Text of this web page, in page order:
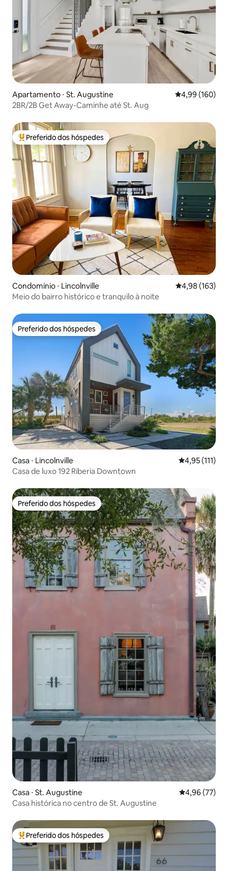
Apartamento ⋅ St. Augustine 4,99 de uma
4,99 (160)
2BR/2B Get Away-Caminhe até St. Aug
Entre os melhores preferidos dos hóspedes
Preferido dos hóspedes
Condomínio ⋅ Lincolnville 4,98 de uma
4,98 (163)
Meio do bairro histórico e tranquilo à noite
Preferido dos hóspedes
Preferido dos hóspedes
Casa ⋅ Lincolnville 4,95 de uma
4,95 (111)
Casa de luxo 192 Riberia Downtown
Preferido dos hóspedes
Preferido dos hóspedes
Casa ⋅ St. Augustine 4,96 de uma
4,96 (77)
Casa histórica no centro de St. Augustine
Entre os melhores preferidos dos hóspedes
Preferido dos hóspedes